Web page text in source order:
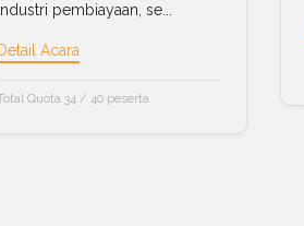
pembiayaan, se...
Detail Acara
Quota 34 / 40 peserta